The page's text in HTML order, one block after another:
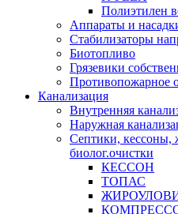
Полиэтилен
Аппараты и
Стабилизаторы
Биотопливо
Грязевики
Противопожарное
Канализация
Внутренняя
Наружная
Септики, кессоны,
биолог.очистки
КЕССОН
ТОПАС